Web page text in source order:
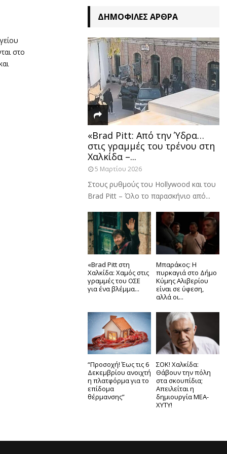
στο
ΔΗΜΟΦΙΛΈΣ ΆΡΘΡΑ
«Brad Pitt: Από την Ύδρα…
στις γραμμές του τρένου στη
Χαλκίδα –...
5 Μαρτίου 2026
Στους ρυθμούς του Hollywood και του
Brad Pitt – Όλο το παρασκήνιο από...
«Brad Pitt στη
Χαλκίδα: Χαμός στις
γραμμές του ΟΣΕ
για ένα βλέμμα...
Μπαράκος: Η
πυρκαγιά στο Δήμο
Κύμης Αλιβερίου
είναι σε ύφεση,
αλλά οι...
“Προσοχή! Έως τις 6
Δεκεμβρίου ανοιχτή
η πλατφόρμα για το
επίδομα
θέρμανσης”
ΣΟΚ! Χαλκίδα:
Θάβουν την πόλη
στα σκουπίδια;
Απειλείται η
δημιουργία ΜΕΑ-
ΧΥΤΥ!